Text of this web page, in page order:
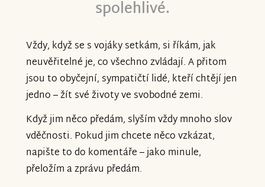
spolehlivé.
Vždy, když se s vojáky setkám, si říkám, jak
neuvěřitelné je, co všechno zvládají. A přitom
jsou to obyčejní, sympatičtí lidé, kteří chtějí jen
jedno – žít své životy ve svobodné zemi.
Když jim něco předám, slyším vždy mnoho slov
vděčnosti. Pokud jim chcete něco vzkázat,
napište to do komentáře – jako minule,
přeložím a zprávu předám.